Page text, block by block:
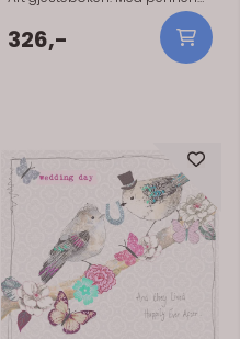
følger det med pennholder for
et lekkert inntrykk.
326,-